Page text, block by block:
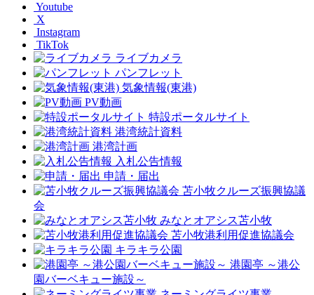
Youtube
X
Instagram
TikTok
ライブカメラ
パンフレット
気象情報(東港)
PV動画
特設ポータルサイト
港湾統計資料
港湾計画
入札公告情報
申請・届出
苫小牧クルーズ振興協議
会
みなとオアシス苫小牧
苫小牧港利用促進協議会
キラキラ公園
港園亭 ～港公
園バーベキュー施設～